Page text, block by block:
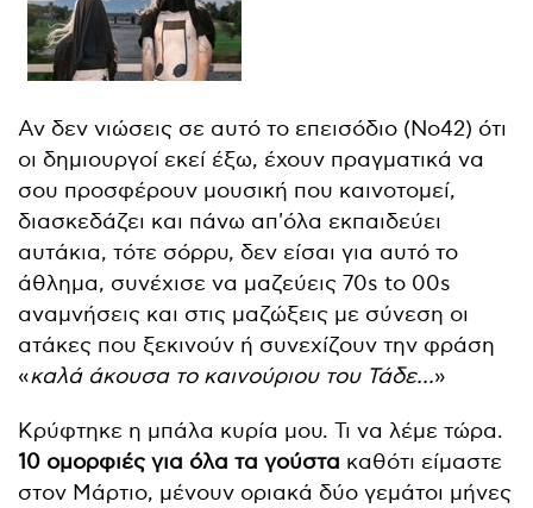
Αν δεν νιώσεις σε αυτό το επεισόδιο (No42) ότι
οι δημιουργοί εκεί έξω, έχουν πραγματικά να
σου προσφέρουν μουσική που καινοτομεί,
διασκεδάζει και πάνω απ'όλα εκπαιδεύει
αυτάκια, τότε σόρρυ, δεν είσαι για αυτό το
άθλημα, συνέχισε να μαζεύεις 70s to 00s
αναμνήσεις και στις μαζώξεις με σύνεση οι
ατάκες που ξεκινούν ή συνεχίζουν την φράση
«καλά άκουσα το καινούριου του Τάδε...»
Κρύφτηκε η μπάλα κυρία μου. Τι να λέμε τώρα.
10 ομορφιές για όλα τα γούστα καθότι είμαστε
στον Μάρτιο, μένουν οριακά δύο γεμάτοι μήνες